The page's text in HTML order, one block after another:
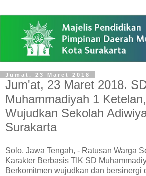
Jumat, 23 Maret 2018
Jum'at, 23 Maret 2018.
Muhammadiyah 1
Wujudkan Sekolah
Surakarta
Solo, Jawa Tengah, - Ratusan Warga
Karakter Berbasis TIK SD
Berkomitmen wujudkan dan bersinergi